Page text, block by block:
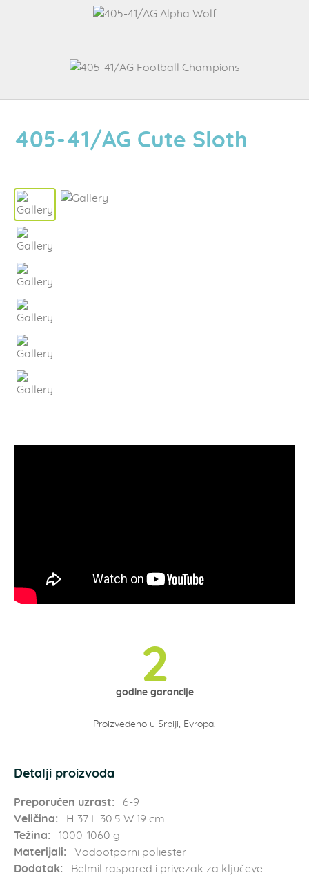
405-41/AG Cute Sloth
2
godine garancije
Proizvedeno u Srbiji, Evropa.
Detalji proizvoda
Preporučen uzrast:
6-9
Veličina:
H 37 L 30.5 W 19 cm
Težina:
1000-1060 g
Materijali:
Vodootporni poliester
Dodatak:
Belmil raspored i privezak za ključeve